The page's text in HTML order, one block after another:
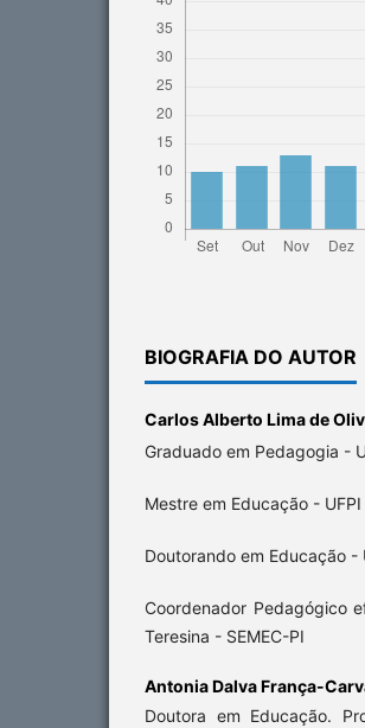
BIOGRAFIA DO AUTOR
Carlos Alberto Lima de
Graduado em Pedagogia -
Mestre em Educação - UFPI
Doutorando em Educação -
Coordenador Pedagógico
Teresina - SEMEC-PI
Antonia Dalva França-
Doutora em Educação.